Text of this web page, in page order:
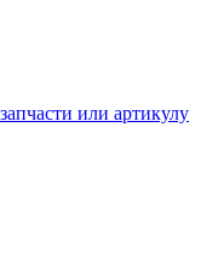
или артикулу